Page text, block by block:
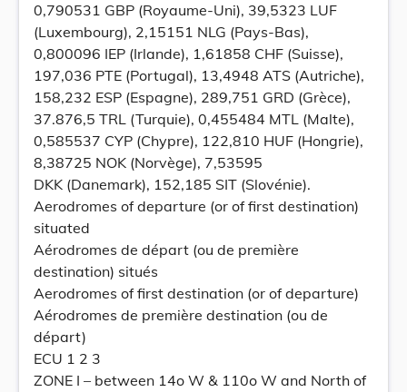
0,790531 GBP (Royaume-Uni), 39,5323 LUF
(Luxembourg), 2,15151 NLG (Pays-Bas),
0,800096 IEP (Irlande), 1,61858 CHF (Suisse),
197,036 PTE (Portugal), 13,4948 ATS (Autriche),
158,232 ESP (Espagne), 289,751 GRD (Grèce),
37.876,5 TRL (Turquie), 0,455484 MTL (Malte),
0,585537 CYP (Chypre), 122,810 HUF (Hongrie),
8,38725 NOK (Norvège), 7,53595
DKK (Danemark), 152,185 SIT (Slovénie).
Aerodromes of departure (or of first destination)
situated
Aérodromes de départ (ou de première
destination) situés
Aerodromes of first destination (or of departure)
Aérodromes de première destination (ou de
départ)
ECU 1 2 3
ZONE I – between 14o W & 110o W and North of